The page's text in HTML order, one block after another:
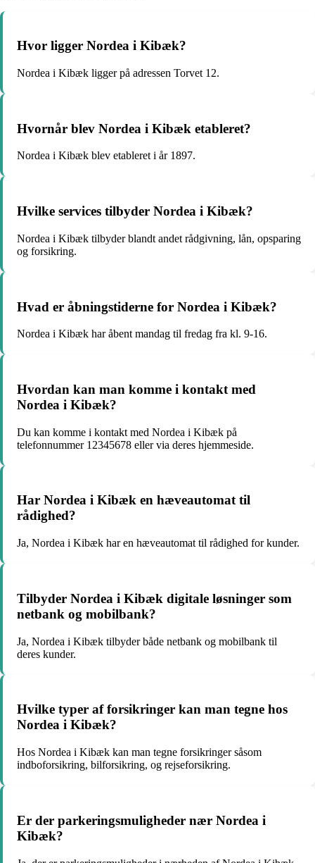
Hvor ligger Nordea i Kibæk?
Nordea i Kibæk ligger på adressen Torvet 12.
Hvornår blev Nordea i Kibæk etableret?
Nordea i Kibæk blev etableret i år 1897.
Hvilke services tilbyder Nordea i Kibæk?
Nordea i Kibæk tilbyder blandt andet rådgivning, lån, opsparing
og forsikring.
Hvad er åbningstiderne for Nordea i Kibæk?
Nordea i Kibæk har åbent mandag til fredag fra kl. 9-16.
Hvordan kan man komme i kontakt med
Nordea i Kibæk?
Du kan komme i kontakt med Nordea i Kibæk på
telefonnummer 12345678 eller via deres hjemmeside.
Har Nordea i Kibæk en hæveautomat til
rådighed?
Ja, Nordea i Kibæk har en hæveautomat til rådighed for kunder.
Tilbyder Nordea i Kibæk digitale løsninger som
netbank og mobilbank?
Ja, Nordea i Kibæk tilbyder både netbank og mobilbank til
deres kunder.
Hvilke typer af forsikringer kan man tegne hos
Nordea i Kibæk?
Hos Nordea i Kibæk kan man tegne forsikringer såsom
indboforsikring, bilforsikring, og rejseforsikring.
Er der parkeringsmuligheder nær Nordea i
Kibæk?